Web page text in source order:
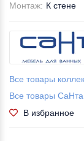
Монтаж: К стене
Все товары
Все товары СаНта
В избранное